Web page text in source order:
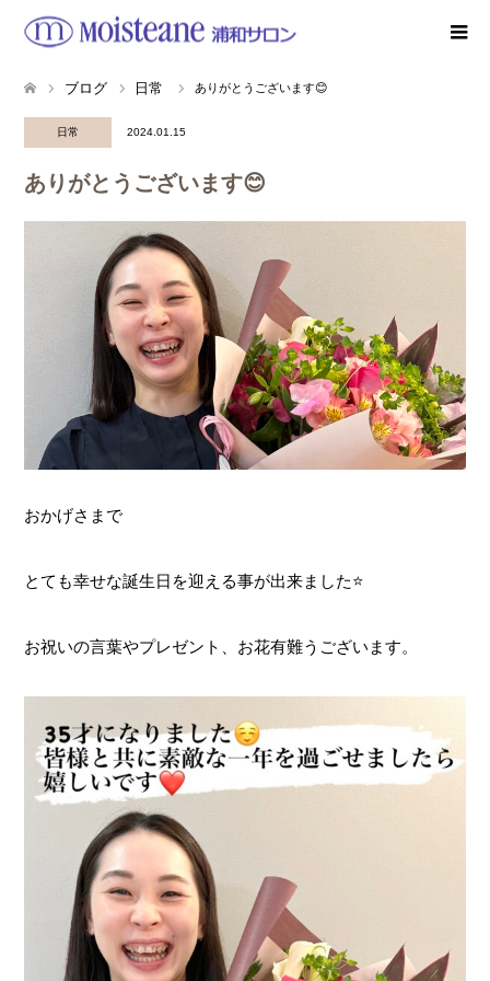
ブログ 日常 ありがとうございます😊
日常 2024.01.15
ありがとうございます😊
おかげさまで
とても幸せな誕生日を迎える事が出来ました⭐️
お祝いの言葉やプレゼント、お花有難うございます。